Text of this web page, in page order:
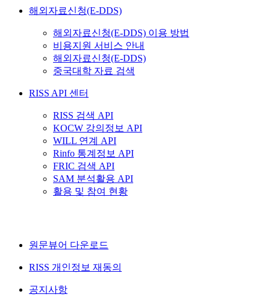
해외자료신청(E-DDS)
해외자료신청(E-DDS) 이용 방법
비용지원 서비스 안내
해외자료신청(E-DDS)
중국대학 자료 검색
RISS API 센터
RISS 검색 API
KOCW 강의정보 API
WILL 연계 API
Rinfo 통계정보 API
FRIC 검색 API
SAM 분석활용 API
활용 및 참여 현황
원문뷰어 다운로드
RISS 개인정보 재동의
공지사항